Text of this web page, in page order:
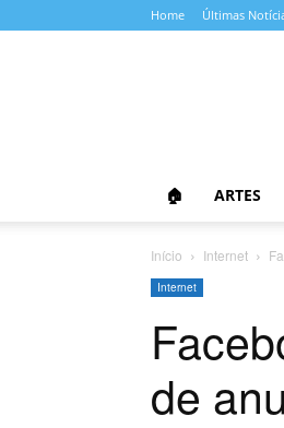
Home Últimas
🏠 ARTES
Início Internet
Internet
de